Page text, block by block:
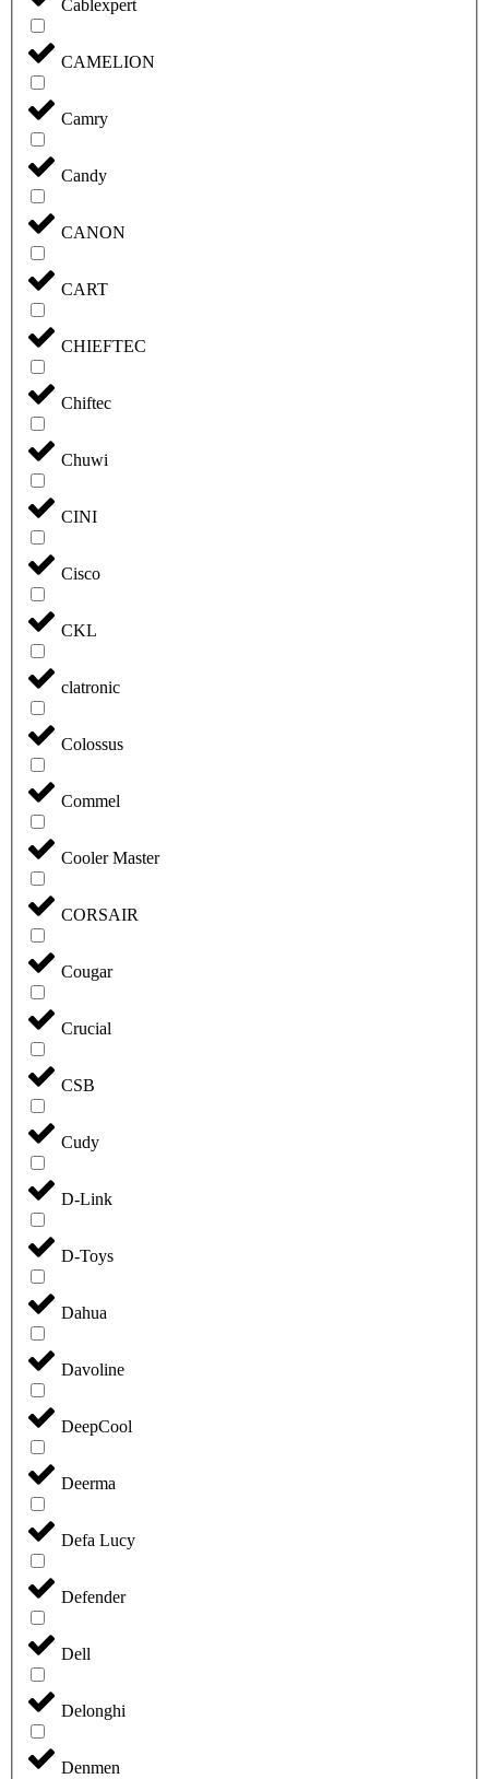
Cablexpert
CAMELION
Camry
Candy
CANON
CART
CHIEFTEC
Chiftec
Chuwi
CINI
Cisco
CKL
clatronic
Colossus
Commel
Cooler Master
CORSAIR
Cougar
Crucial
CSB
Cudy
D-Link
D-Toys
Dahua
Davoline
DeepCool
Deerma
Defa Lucy
Defender
Dell
Delonghi
Denmen